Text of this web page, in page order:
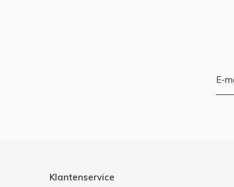
Klantenservice